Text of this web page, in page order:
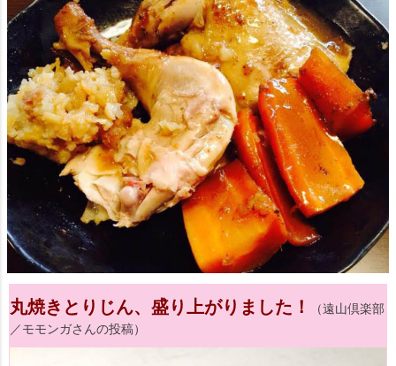
丸焼きとりじん、盛り上がりました！
（遠山倶楽部
／モモンガさんの投稿）